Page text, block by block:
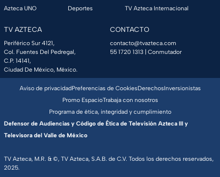
Azteca UNO
Deportes
TV Azteca Internacional
TV AZTECA
Periférico Sur 4121,
Col. Fuentes Del Pedregal,
C.P. 14141,
Ciudad De México, México.
CONTACTO
contacto@tvazteca.com
55 1720 1313 | Conmutador
TV Azteca, M.R. & ©, TV Azteca, S.A.B. de C.V. Todos los derechos reservados,
2025.
Aviso de privacidadPreferencias de CookiesDerechosInversionistas
Promo EspacioTrabaja con nosotros
Programa de ética, integridad y cumplimiento
Defensor de Audiencias y Código de Ética de Televisión Azteca III y
Televisora del Valle de México